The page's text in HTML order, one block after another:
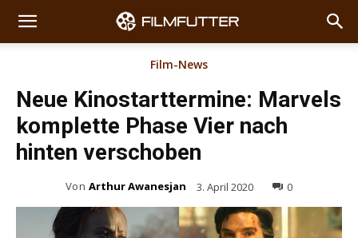
Film-News
Neue Kinostarttermine: Marvels
komplette Phase Vier nach
hinten verschoben
Von Arthur Awanesjan 3. April 2020 0